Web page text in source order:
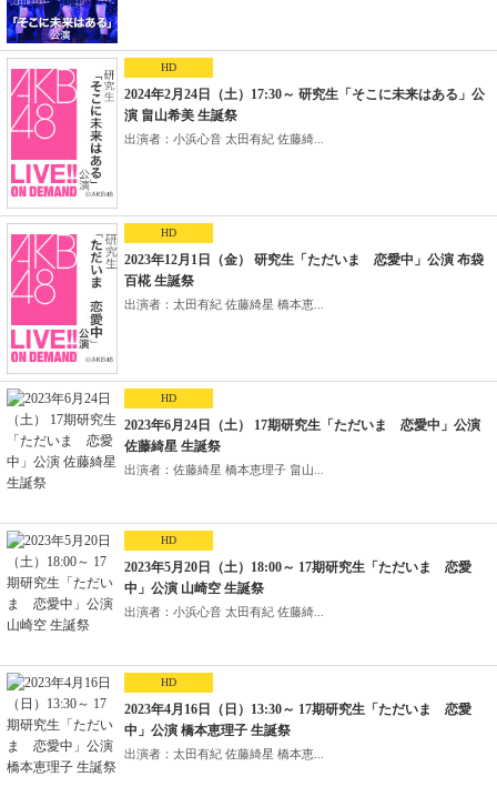
HD
2024年2月24日（土）17:30～ 研究生「そこに未来はある」公
演 畠山希美 生誕祭
出演者：小浜心音 太田有紀 佐藤綺...
HD
2023年12月1日（金） 研究生「ただいま 恋愛中」公演 布袋
百椛 生誕祭
出演者：太田有紀 佐藤綺星 橋本恵...
HD
2023年6月24日（土） 17期研究生「ただいま 恋愛中」公演
佐藤綺星 生誕祭
出演者：佐藤綺星 橋本恵理子 畠山...
HD
2023年5月20日（土）18:00～ 17期研究生「ただいま 恋愛
中」公演 山崎空 生誕祭
出演者：小浜心音 太田有紀 佐藤綺...
HD
2023年4月16日（日）13:30～ 17期研究生「ただいま 恋愛
中」公演 橋本恵理子 生誕祭
出演者：太田有紀 佐藤綺星 橋本恵...